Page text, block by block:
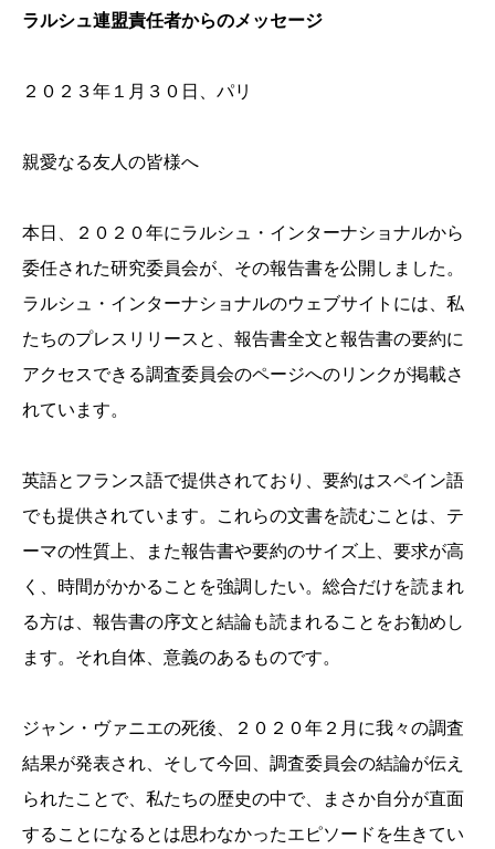
ラルシュ連盟責任者からのメッセージ
２０２３年１月３０日、パリ
親愛なる友人の皆様へ
本日、２０２０年にラルシュ・インターナショナルから
委任された研究委員会が、その報告書を公開しました。
ラルシュ・インターナショナルのウェブサイトには、私
たちのプレスリリースと、報告書全文と報告書の要約に
アクセスできる調査委員会のページへのリンクが掲載さ
れています。
英語とフランス語で提供されており、要約はスペイン語
でも提供されています。これらの文書を読むことは、テ
ーマの性質上、また報告書や要約のサイズ上、要求が高
く、時間がかかることを強調したい。総合だけを読まれ
る方は、報告書の序文と結論も読まれることをお勧めし
ます。それ自体、意義のあるものです。
ジャン・ヴァニエの死後、２０２０年２月に我々の調査
結果が発表され、そして今回、調査委員会の結論が伝え
られたことで、私たちの歴史の中で、まさか自分が直面
することになるとは思わなかったエピソードを生きてい